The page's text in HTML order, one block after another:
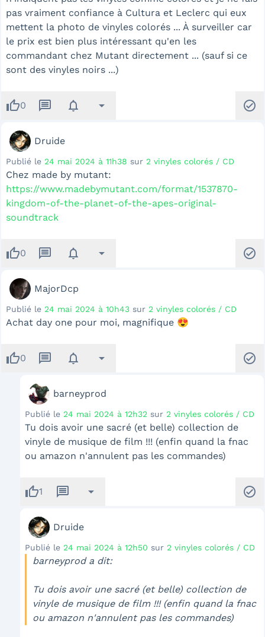
pas vraiment confiance à Cultura et Leclerc qui eux
mettent la photo de vinyles colorés ... À surveiller car
le prix est bien plus intéressant qu'en les
commandant chez Mutant directement ... (sauf si ce
sont des vinyles noirs ...)
thumb_up0 message notifications arrow_drop_down check_circle
Druide
Publié le 24 mai 2024 à 11h38 sur 2 vinyles colorés / CD
Chez made by mutant:
https://www.madebymutant.com/format/1537870-
kingdom-of-the-planet-of-the-apes-original-
soundtrack
thumb_up0 message notifications arrow_drop_down check_circle
MajorDcp
Publié le 24 mai 2024 à 10h43 sur 2 vinyles colorés / CD
Achat day one pour moi, magnifique 😍
thumb_up0 message notifications arrow_drop_down check_circle
barneyprod
Publié le 24 mai 2024 à 12h32 sur 2 vinyles colorés / CD
Tu dois avoir une sacré (et belle) collection de
vinyle de musique de film !!! (enfin quand la fnac
ou amazon n'annulent pas les commandes)
thumb_up1 message arrow_drop_down check_circle
Druide
Publié le 24 mai 2024 à 12h50 sur 2 vinyles colorés / CD
barneyprod a dit:
Tu dois avoir une sacré (et belle) collection de
vinyle de musique de film !!! (enfin quand la fnac
ou amazon n'annulent pas les commandes)